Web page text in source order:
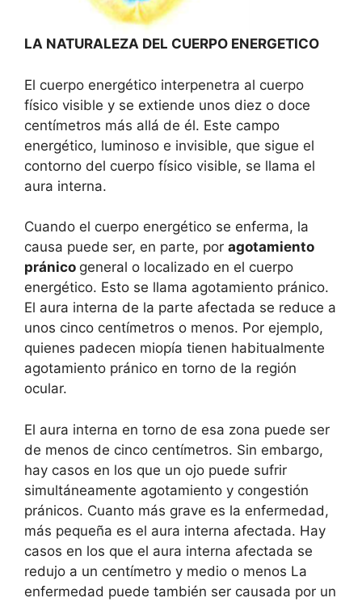
LA NATURALEZA DEL CUERPO ENERGETICO
El cuerpo energético interpenetra al cuerpo
físico visible y se extiende unos diez o doce
centímetros más allá de él. Este campo
energético, luminoso e invisible, que sigue el
contorno del cuerpo físico visible, se llama el
aura interna.
Cuando el cuerpo energético se enferma, la
causa puede ser, en parte, por agotamiento
pránico general o localizado en el cuerpo
energético. Esto se llama agotamiento pránico.
El aura interna de la parte afectada se reduce a
unos cinco centímetros o menos. Por ejemplo,
quienes padecen miopía tienen habitualmente
agotamiento pránico en torno de la región
ocular.
El aura interna en torno de esa zona puede ser
de menos de cinco centímetros. Sin embargo,
hay casos en los que un ojo puede sufrir
simultáneamente agotamiento y congestión
pránicos. Cuanto más grave es la enfermedad,
más pequeña es el aura interna afectada. Hay
casos en los que el aura interna afectada se
redujo a un centímetro y medio o menos La
enfermedad puede también ser causada por un